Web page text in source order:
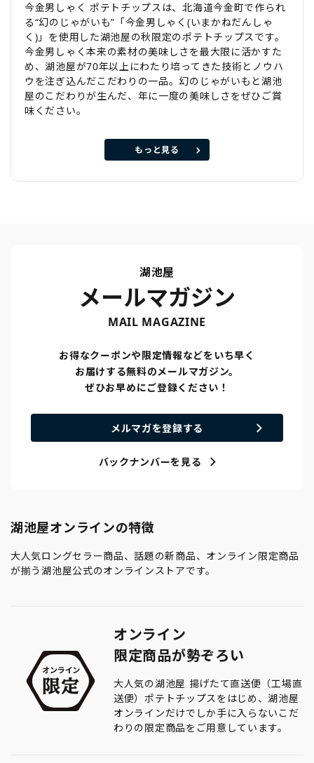
今金男しゃく ポテトチップスは、北海道今金町で作られ
る“幻のじゃがいも”「今金男しゃく(いまかねだんしゃ
く)」を使用した湖池屋の秋限定のポテトチップスです。
今金男しゃく本来の素材の美味しさを最大限に活かすた
め、湖池屋が70年以上にわたり培ってきた技術とノウハ
ウを注ぎ込んだこだわりの一品。幻のじゃがいもと湖池
屋のこだわりが生んだ、年に一度の美味しさをぜひご賞
味ください。
もっと見る
湖池屋
メールマガジン
MAIL MAGAZINE
お得なクーポンや限定情報などをいち早く
お届けする無料のメールマガジン。
ぜひお早めにご登録ください！
メルマガを登録する
バックナンバーを見る
湖池屋オンラインの特徴
大人気ロングセラー商品、話題の新商品、オンライン限定商品
が揃う湖池屋公式のオンラインストアです。
オンライン
限定商品が勢ぞろい
大人気の湖池屋 揚げたて直送便（工場直
送便）ポテトチップスをはじめ、湖池屋
オンラインだけでしか手に入らないこだ
わりの限定商品をご用意しています。